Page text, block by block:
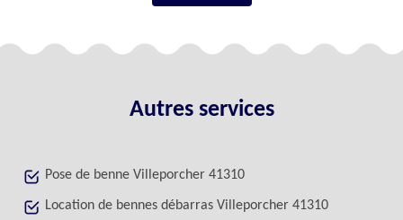
Autres services
Pose de benne Villeporcher 41310
Location de bennes débarras Villeporcher 41310